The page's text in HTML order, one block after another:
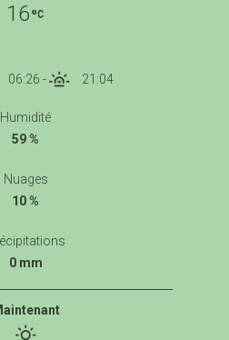
16
06:26 - 21:04
Humidité
59 %
Nuages
10 %
0 mm